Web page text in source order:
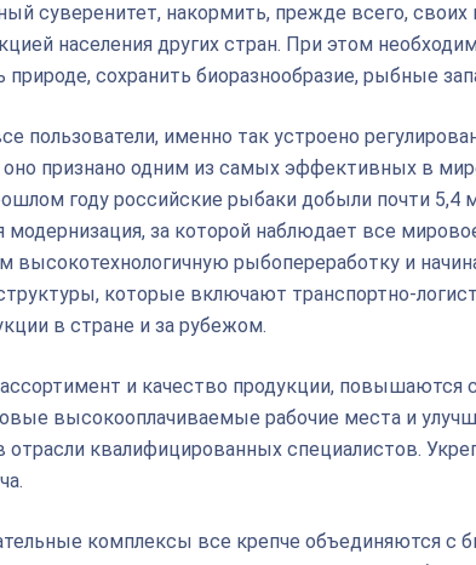
суверенитет, накормить, прежде всего,
населения других стран. При этом
сохранить биоразнообразие, рыбные
пользователи, именно так устроено
оно признано одним из самых эффективных в
году российские рыбаки добыли почти 5,4
модернизация, за которой наблюдает все
высокотехнологичную рыбопереработку и
которые включают транспортно-
в стране и за рубежом.
и качество продукции, повышаются
высокооплачиваемые рабочие места и
отрасли квалифицированных специалистов.
комплексы все крепче объединяются с